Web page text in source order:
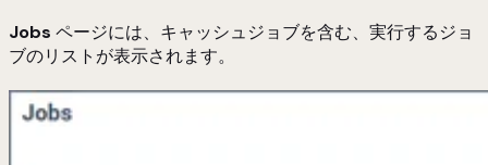
Jobs ページには、キャッシュジョブを含む、実行するジョ
ブのリストが表示されます。